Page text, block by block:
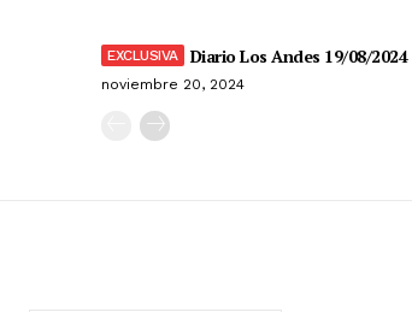
Diario Los Andes 19/08/2024
noviembre 20, 2024